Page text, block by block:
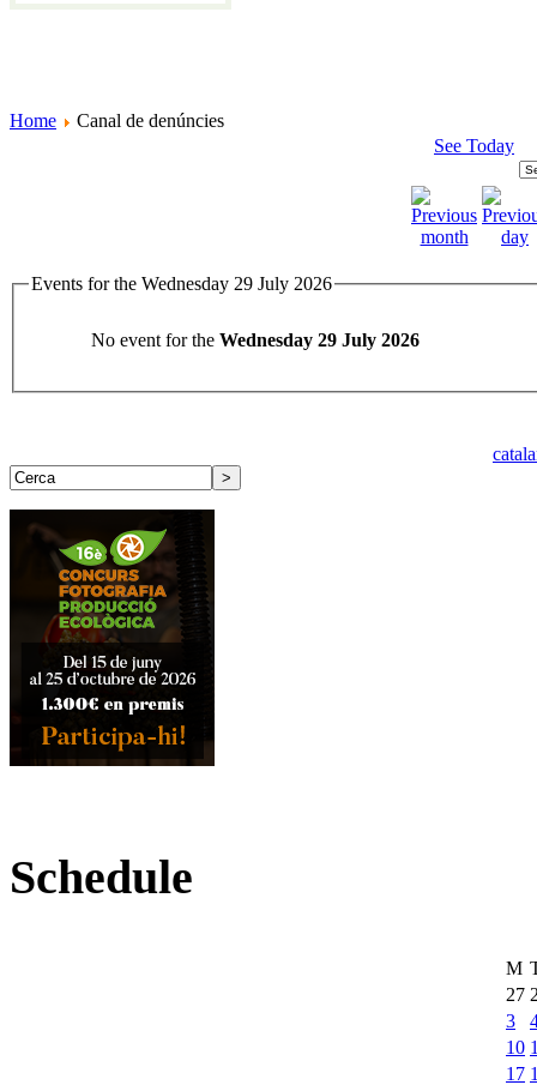
Home
Canal de denúncies
See Today
Events for the Wednesday 29 July 2026
No event for the Wednesday 29 July 2026
Schedule
M
27
3
10
17